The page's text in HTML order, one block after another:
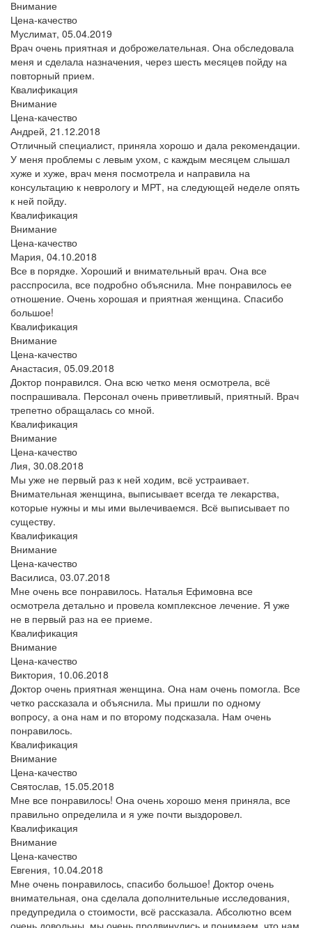
Внимание
Цена-качество
Муслимат, 05.04.2019
Врач очень приятная и доброжелательная. Она обследовала
меня и сделала назначения, через шесть месяцев пойду на
повторный прием.
Квалификация
Внимание
Цена-качество
Андрей, 21.12.2018
Отличный специалист, приняла хорошо и дала рекомендации.
У меня проблемы с левым ухом, с каждым месяцем слышал
хуже и хуже, врач меня посмотрела и направила на
консультацию к неврологу и МРТ, на следующей неделе опять
к ней пойду.
Квалификация
Внимание
Цена-качество
Мария, 04.10.2018
Все в порядке. Хороший и внимательный врач. Она все
расспросила, все подробно объяснила. Мне понравилось ее
отношение. Очень хорошая и приятная женщина. Спасибо
большое!
Квалификация
Внимание
Цена-качество
Анастасия, 05.09.2018
Доктор понравился. Она всю четко меня осмотрела, всё
поспрашивала. Персонал очень приветливый, приятный. Врач
трепетно обращалась со мной.
Квалификация
Внимание
Цена-качество
Лия, 30.08.2018
Мы уже не первый раз к ней ходим, всё устраивает.
Внимательная женщина, выписывает всегда те лекарства,
которые нужны и мы ими вылечиваемся. Всё выписывает по
существу.
Квалификация
Внимание
Цена-качество
Василиса, 03.07.2018
Мне очень все понравилось. Наталья Ефимовна все
осмотрела детально и провела комплексное лечение. Я уже
не в первый раз на ее приеме.
Квалификация
Внимание
Цена-качество
Виктория, 10.06.2018
Доктор очень приятная женщина. Она нам очень помогла. Все
четко рассказала и объяснила. Мы пришли по одному
вопросу, а она нам и по второму подсказала. Нам очень
понравилось.
Квалификация
Внимание
Цена-качество
Святослав, 15.05.2018
Мне все понравилось! Она очень хорошо меня приняла, все
правильно определила и я уже почти выздоровел.
Квалификация
Внимание
Цена-качество
Евгения, 10.04.2018
Мне очень понравилось, спасибо большое! Доктор очень
внимательная, она сделала дополнительные исследования,
предупредила о стоимости, всё рассказала. Абсолютно всем
очень довольны, мы очень продвинулись и понимаем, что нам